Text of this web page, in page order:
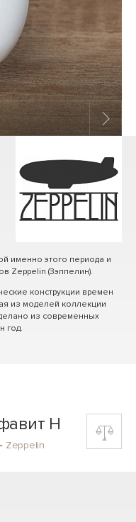
именно этого периода и
Zeppelin (Зэппелин).
конструкции времен
из моделей коллекции
из современных
год.
H
Zeppelin